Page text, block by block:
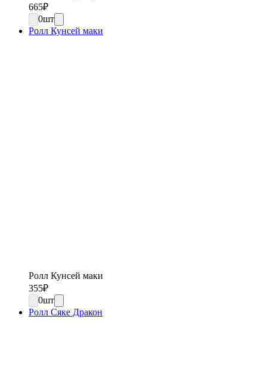
665₽
0шт
Ролл Кунсей маки
Ролл Кунсей маки
355₽
0шт
Ролл Сяке Дракон